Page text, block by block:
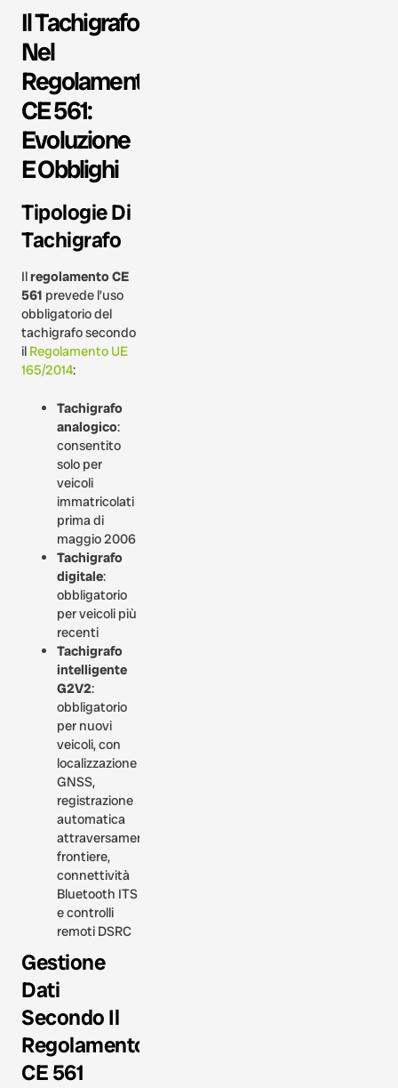
Il Tachigrafo
Nel
Regolamento
CE 561:
Evoluzione
E Obblighi
Tipologie Di
Tachigrafo
Ilregolamento CE
561 prevede l’uso
obbligatorio del
tachigrafo secondo
il Regolamento UE
165/2014:
Tachigrafo
analogico:
consentito
solo per
veicoli
immatricolati
prima di
maggio 2006
Tachigrafo
digitale:
obbligatorio
per veicoli più
recenti
Tachigrafo
intelligente
G2V2:
obbligatorio
per nuovi
veicoli, con
localizzazione
GNSS,
registrazione
automatica
attraversamento
frontiere,
connettività
Bluetooth ITS
e controlli
remoti DSRC
Gestione
Dati
Secondo Il
Regolamento
CE 561